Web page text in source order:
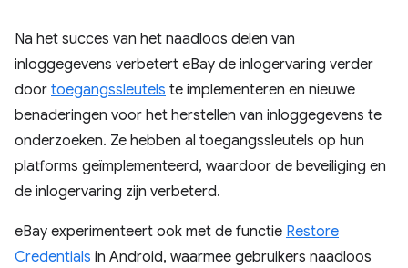
Na het succes van het naadloos delen van
inloggegevens verbetert eBay de inlogervaring verder
door toegangssleutels te implementeren en nieuwe
benaderingen voor het herstellen van inloggegevens te
onderzoeken. Ze hebben al toegangssleutels op hun
platforms geïmplementeerd, waardoor de beveiliging en
de inlogervaring zijn verbeterd.
eBay experimenteert ook met de functie Restore
Credentials in Android, waarmee gebruikers naadloos